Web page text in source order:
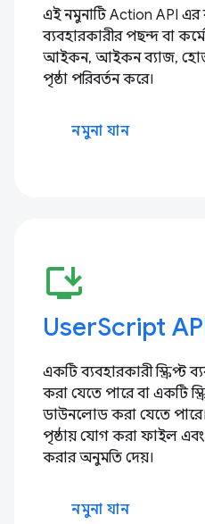
এই নমুনাটি Action API এর
ব্যবহারকারীর পছন্দ বা
আইকন, আইকন ব্যাজ,
পৃষ্ঠা পরিবর্তন করে।
নমুনা যান
install_desktop
UserScript
একটি ব্যবহারকারী স্ক্রিপ্ট
করা যেতে পারে বা একটি
ডাউনলোড করা যেতে
পৃষ্ঠায় যোগ করা ফাইল এবং
করার অনুমতি দেয়।
নমুনা যান